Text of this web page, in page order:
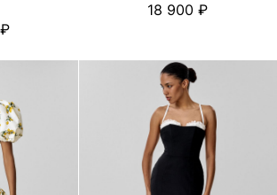
платье
принтом.
Цвет
пудровый
платье
принтом.
Цвет
Черный
18 900